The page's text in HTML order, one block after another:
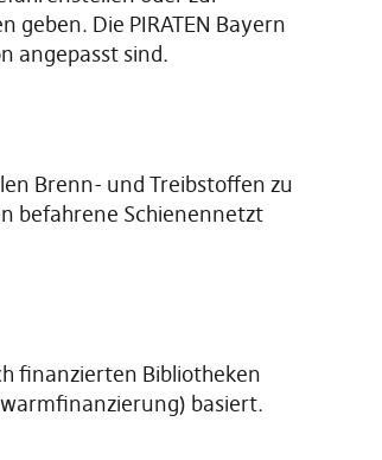
Die PIRATEN Bayern
angepasst sind.
Brenn- und Treibstoffen zu
befahrene Schienennetzt
finanzierten Bibliotheken
basiert.